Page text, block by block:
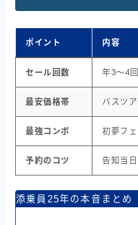
ポイント 内容
セール回数 年3〜4
最安価格帯 バスツ
最強コンボ 初夢フ
予約のコツ 告知当
添乗員25年の本音まとめ